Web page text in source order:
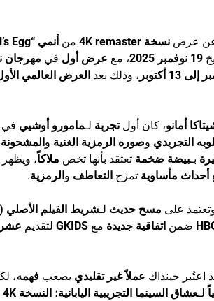
عن عرض نسخة 4K remaster من أنمي “Angel’s Egg”
19 نوفمبر 2025 ، مع عرض أول في مهرجان
، وذلك بعد العرض العالمي
أمانو، كان أولتجربة لـمامورو أوشيي
التجريدي وصوره الرمزية الغنية و
بـبيضة ضخمة تعتقد بأنها تخص ملاكاً، ويظهر
أحداث مأساوية تمزج التعاطف و الرمزية.
على مسح حديث لـشريط الفيلم الأصلي
ضمن اتفاقية جديدة مع GKIDS لتقديم
اعتُبر حينذاك عملاً غير تقليدي يصعب فهمه،
لـعشاق السينما التجريبية اليابانية؛ النسخة 4K